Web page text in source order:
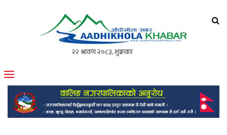
मोफसलकै लोकप्रिय अनलाइन पत्रिका